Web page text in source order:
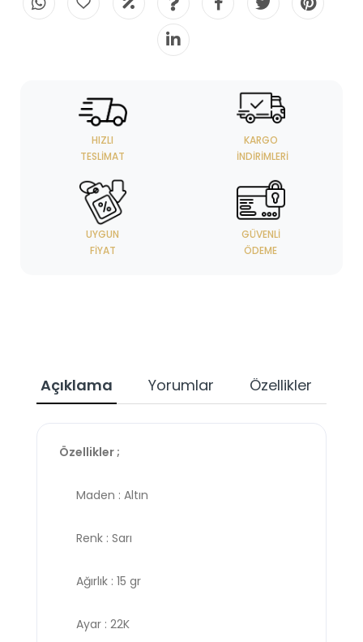
HIZLI
TESLIMAT
KARGO
İNDIRIMLERI
UYGUN
FIYAT
GÜVENLI
ÖDEME
Açıklama Yorumlar Özellikler
Özellikler ;
Maden : Altın
Renk : Sarı
Ağırlık : 15 gr
Ayar : 22K